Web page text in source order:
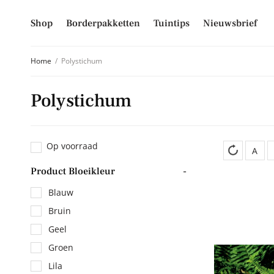
Shop Borderpakketten Tuintips Nieuwsbrief
Home / Polystichum
Polystichum
Op voorraad
Product Bloeikleur -
Blauw
Bruin
Geel
Groen
Lila
A
hoogte van alle